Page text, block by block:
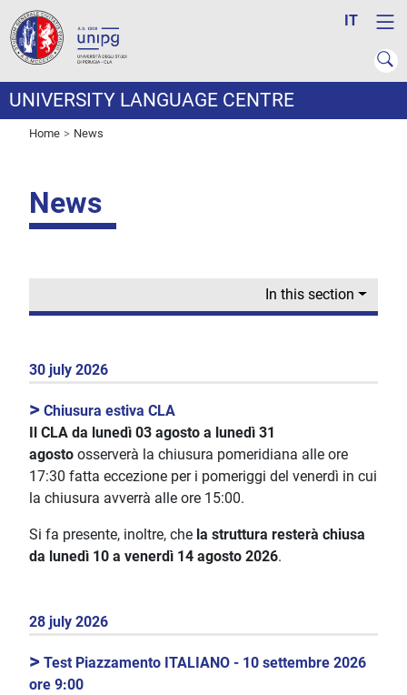
IT
UNIVERSITY LANGUAGE CENTRE
Home News
News
In this section
30 july 2026
> Chiusura estiva CLA
Il CLA da lunedì 03 agosto a lunedì 31
agosto osserverà la chiusura pomeridiana alle ore
17:30 fatta eccezione per i pomeriggi del venerdì in cui
la chiusura avverrà alle ore 15:00.
Si fa presente, inoltre, che la struttura resterà chiusa
da lunedì 10 a venerdì 14 agosto 2026.
28 july 2026
> Test Piazzamento ITALIANO - 10 settembre 2026
ore 9:00